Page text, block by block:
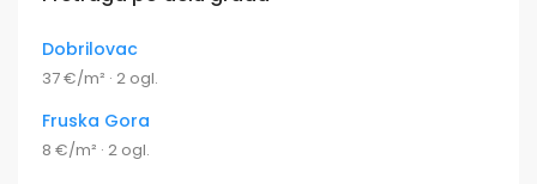
Dobrilovac
37 €/m² · 2 ogl.
Fruska Gora
8 €/m² · 2 ogl.